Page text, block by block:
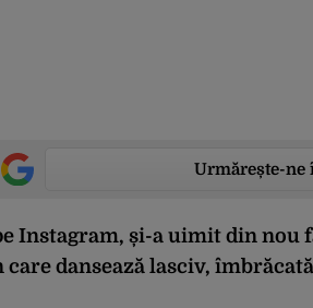
Urmărește-ne
Instagram, și-a uimit din nou
dansează lasciv,